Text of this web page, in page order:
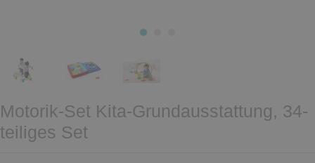
Motorik-Set Kita-Grundausstattung, 34-
teiliges Set